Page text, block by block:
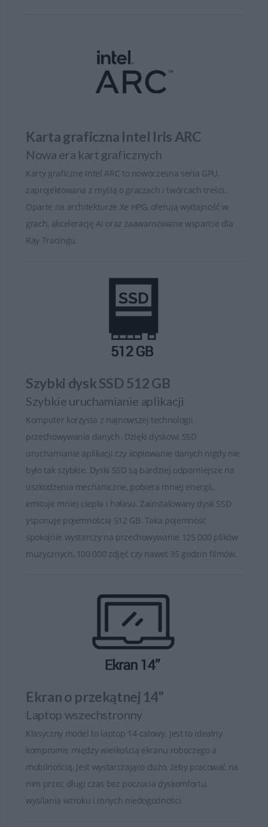
Karta graficzna Intel Iris ARC
Nowa era kart graficznych
Karty graficzne Intel ARC to nowoczesna seria GPU,
zaprojektowana z myślą o graczach i twórcach treści.
Oparte na architekturze Xe HPG, oferują wydajność w
grach, akcelerację AI oraz zaawansowane wsparcie dla
Ray Tracingu.
Szybki dysk SSD 512 GB
Szybkie uruchamianie aplikacji
Komputer korzysta z najnowszej technologii
przechowywania danych. Dzięki dyskowi SSD
uruchamianie aplikacji czy kopiowanie danych nigdy nie
było tak szybkie. Dyski SSD są bardziej odporniejsze na
uszkodzenia mechaniczne, pobiera mniej energii,
emituje mniej ciepła i hałasu. Zainstalowany dysk SSD
ysponuje pojemnością 512 GB. Taka pojemność
spokojnie wystarczy na przechowywanie 125 000 plików
muzycznych, 100 000 zdjęć czy nawet 35 godzin filmów.
Ekran o przekątnej 14"
Laptop wszechstronny
Klasyczny model to laptop 14-calowy. Jest to idealny
kompromis między wielkością ekranu roboczego a
mobilnością. Jest wystarczająco dużo, żeby pracować na
nim przez długi czas bez poczucia dyskomfortu,
wysilania wzroku i innych niedogodności.